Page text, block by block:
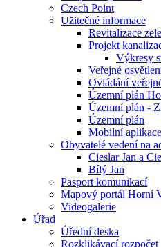
Czech Point
Užitečné informace
Revitalizace
Projekt
Výkresy
Veřejné
Ovládání
Územní plán
Územní plán -
Územní plán
Mobilní aplikace
Obyvatelé vedení na
Cieslar Jan a
Bílý Jan
Pasport komunikací
Mapový portál Horní
Videogalerie
Úřad
Úřední deska
Rozklikávací rozpočet